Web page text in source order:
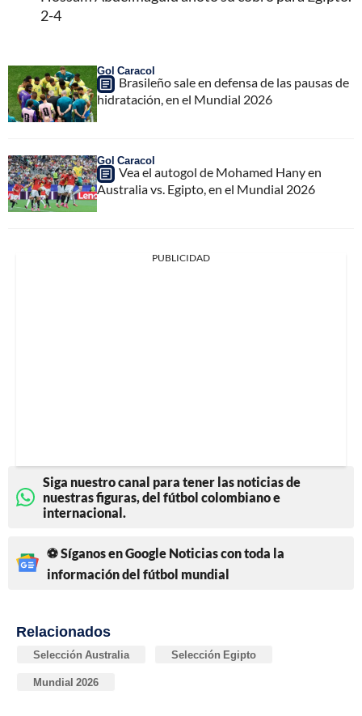
2-4
Gol Caracol
Brasileño sale en defensa de las pausas de
hidratación, en el Mundial 2026
Gol Caracol
Vea el autogol de Mohamed Hany en
Australia vs. Egipto, en el Mundial 2026
PUBLICIDAD
Siga nuestro canal para tener las noticias de
nuestras figuras, del fútbol colombiano e
internacional.
⚽ Síganos en Google Noticias con toda la
información del fútbol mundial
Relacionados
Selección Australia Selección Egipto
Mundial 2026